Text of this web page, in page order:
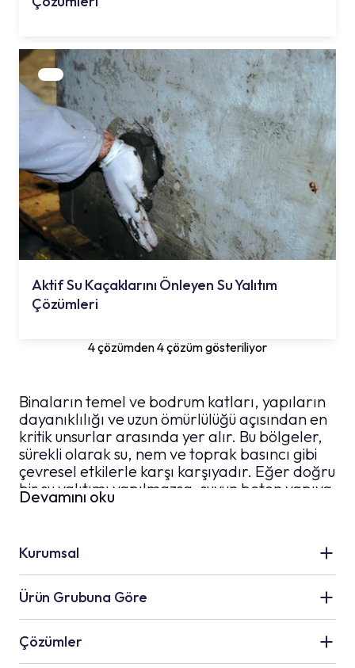
Aktif Su Kaçaklarını Önleyen Su Yalıtım
Çözümleri
4 çözümden 4 çözüm gösteriliyor
Binaların temel ve bodrum katları, yapıların
dayanıklılığı ve uzun ömürlülüğü açısından en
kritik unsurlar arasında yer alır. Bu bölgeler,
sürekli olarak su, nem ve toprak basıncı gibi
çevresel etkilerle karşı karşıyadır. Eğer doğru
bir su yalıtımı yapılmazsa, suyun beton yapıya
sızması kaçınılmaz hale gelir. Bu da zamanla
sızıntıları, rutubet, küf ve kötü kokulara neden
olarak yaşam alanlarını olumsuz etkiler. Bu
yazıda, bodrum ve temel su yalıtımı
alıyoruz.
Devamını oku
Kurumsal
Kale Grubu
Hakkımızda
İnsan Kaynakları
Ürün Grubuna Göre
Seramik Uygulamaları
Çözümler